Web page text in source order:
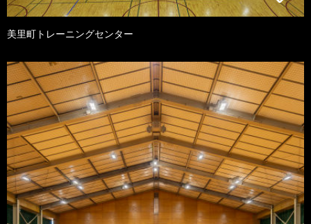
美里町トレーニングセンター